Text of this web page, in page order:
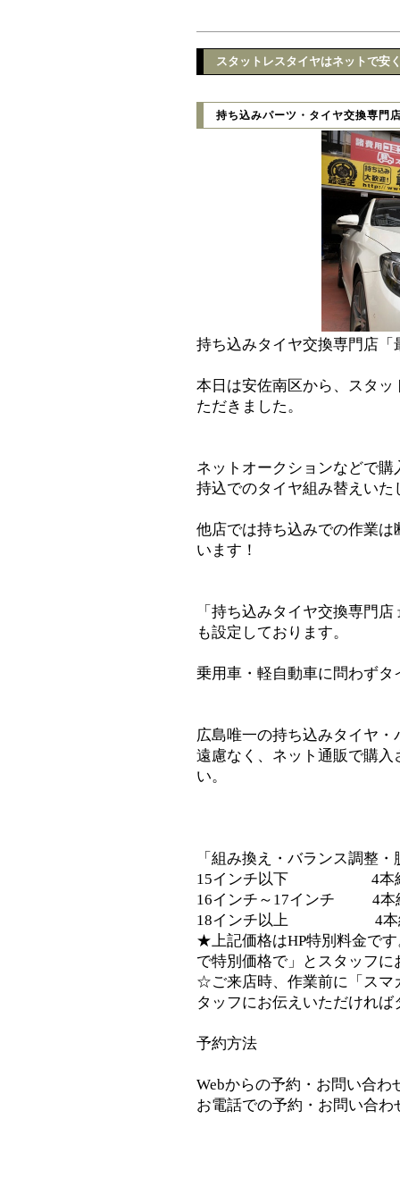
スタットレスタイヤはネットで安
持ち込みパーツ・タイヤ交換専門
持ち込みタイヤ交換専門店「
本日は安佐南区から、スタ
ただきました。
ネットオークションなどで
持込でのタイヤ組み替えいた
他店では持ち込みでの作業
います！
「持ち込みタイヤ交換専門
も設定しております。
乗用車・軽自動車に問わずタ
広島唯一の持ち込みタイヤ
遠慮なく、ネット通販で購
い。
「組み換え・バランス調整・
15インチ以下 4本組替
16インチ～17インチ 4本
18インチ以上 4本組替
★上記価格はHP特別料金で
で特別価格で」とスタッフに
☆ご来店時、作業前に「スマ
タッフにお伝えいただけれ
予約方法
Webからの予約・お問い合
お電話での予約・お問い合